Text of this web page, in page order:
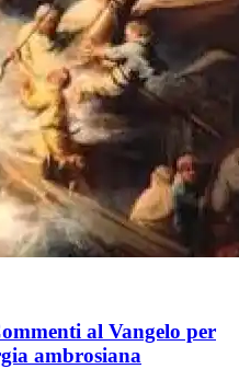
al Vangelo per
ambrosiana